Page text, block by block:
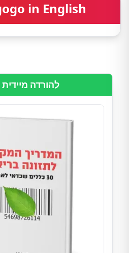
in English
להורדה